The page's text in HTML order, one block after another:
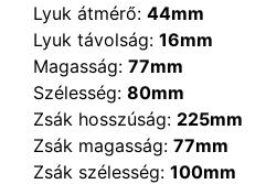
Lyuk átmérő: 44mm
Lyuk távolság: 16mm
Magasság: 77mm
Szélesség: 80mm
Zsák hosszúság: 225mm
Zsák magasság: 77mm
Zsák szélesség: 100mm